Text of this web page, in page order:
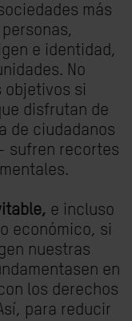
más
e identidad,
No
objetivos si
disfrutan de
de ciudadanos
sufren recortes
e incluso
económico, si
nuestras
en
los derechos
para reducir